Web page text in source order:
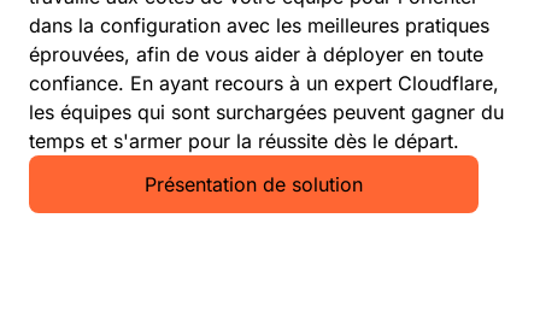
dans la configuration avec les meilleures pratiques
éprouvées, afin de vous aider à déployer en toute
confiance. En ayant recours à un expert Cloudflare,
les équipes qui sont surchargées peuvent gagner du
temps et s'armer pour la réussite dès le départ.
Présentation de solution